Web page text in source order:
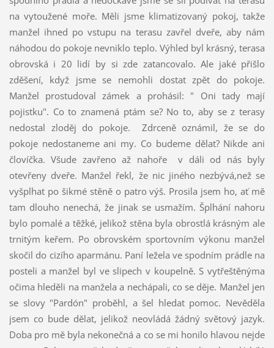
na vytoužené moře. Měli jsme klimatizovaný pokoj, takže
manžel ihned po vstupu na terasu zavřel dveře, aby nám
náhodou do pokoje nevniklo teplo. Výhled byl krásný, terasa
obrovská i 20 lidí by si zde zatancovalo. Ale jaké přišlo
zděšení, když jsme se nemohli dostat zpět do pokoje.
Manžel prostudoval zámek a prohásil: " Oni tady mají
pojistku". Co to znamená ptám se? No to, aby se z terasy
nedostal zloděj do pokoje. Zdrceně oznámil, že se do
pokoje nedostaneme ani my. Co budeme dělat? Nikde ani
človíčka. Všude zavřeno až nahoře v dáli od nás byly
otevřeny dveře. Manžel řekl, že nic jiného nezbývá,než se
vyšplhat po šikmé stěně o patro výš. Prosila jsem ho, ať mě
tam dlouho nenechá, že jinak se usmažím. Šplhání nahoru
bylo pomalé a těžké, jelikož stěna byla obrostlá krásným ale
trnitým keřem. Po obrovském sportovním výkonu manžel
skočil do cizího aparmánu. Paní ležela ve spodním prádle na
posteli a manžel byl ve slipech v koupelně. S vytřeštěnýma
očima hleděli na manžela a nechápali, co se děje. Manžel jen
se slovy "Pardón" proběhl, a šel hledat pomoc. Nevěděla
jsem co bude dělat, jelikož neovládá žádný světový jazyk.
Doba pro mě byla nekonečná a co se mi honilo hlavou nejde